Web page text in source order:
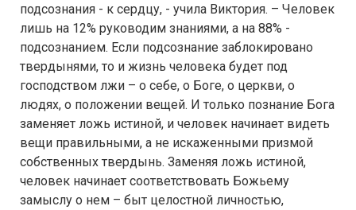
подсознания - к сердцу, - учила Виктория. – Человек
лишь на 12% руководим знаниями, а на 88% -
подсознанием. Если подсознание заблокировано
твердынями, то и жизнь человека будет под
господством лжи – о себе, о Боге, о церкви, о
людях, о положении вещей. И только познание Бога
заменяет ложь истиной, и человек начинает видеть
вещи правильными, а не искаженными призмой
собственных твердынь. Заменяя ложь истиной,
человек начинает соответствовать Божьему
замыслу о нем – быт целостной личностью,